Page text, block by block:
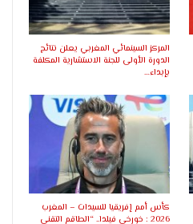
المركز السينمائي المغربي يعلن نتائج
الدورة الأولى للجنة الاستشارية المكلفة
بإبداء…
كأس أمم إفريقيا للسيدات – المغرب
2026 : خورخي فيلدا.. “الطاقم التقني